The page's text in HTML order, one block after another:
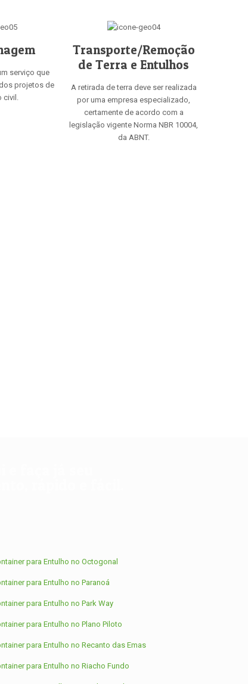
serviço que
projetos de
civil.
Transporte/Remoção
de Terra e Entulhos
A retirada de terra deve ser realizada
por uma empresa especializado,
certamente de acordo com a
legislação vigente Norma NBR 10004,
da ABNT.
para Entulho no Octogonal
para Entulho no Paranoá
para Entulho no Park Way
para Entulho no Plano Piloto
para Entulho no Recanto das Emas
para Entulho no Riacho Fundo